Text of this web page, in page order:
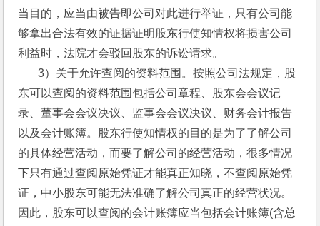
当目的，应当由被告即公司对此进行举证，只有公司能
够拿出合法有效的证据证明股东行使知情权将损害公司
利益时，法院才会驳回股东的诉讼请求。
3）关于允许查阅的资料范围。按照公司法规定，股
东可以查阅的资料范围包括公司章程、股东会会议记
录、董事会会议决议、监事会会议决议、财务会计报告
以及会计账簿。股东行使知情权的目的是为了了解公司
的具体经营活动，而要了解公司的经营活动，很多情况
下只有通过查阅原始凭证才能真正知晓，不查阅原始凭
证，中小股东可能无法准确了解公司真正的经营状况。
因此，股东可以查阅的会计账簿应当包括会计账簿(含总